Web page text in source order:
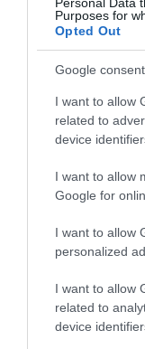
Purposes for
Opted Out
Google
I want to allow
related to
device
I want to allow
Google for
I want to allow
personalized
I want to allow
related to
device